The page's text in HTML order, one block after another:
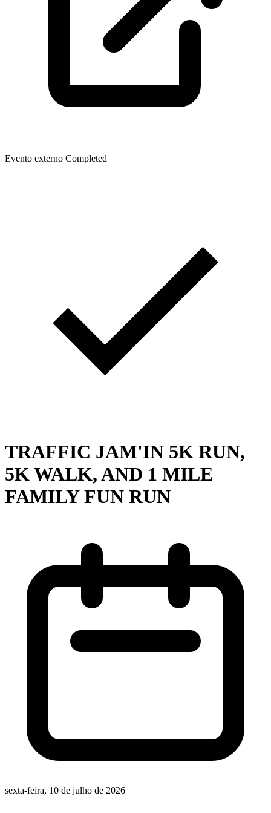
Evento externo Completed
TRAFFIC JAM'IN 5K RUN,
5K WALK, AND 1 MILE
FAMILY FUN RUN
sexta-feira, 10 de julho de 2026